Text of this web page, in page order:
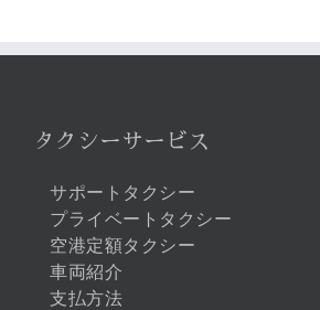
索
タクシーサービス
サポートタクシー
プライベートタクシー
空港定額タクシー
車両紹介
支払方法